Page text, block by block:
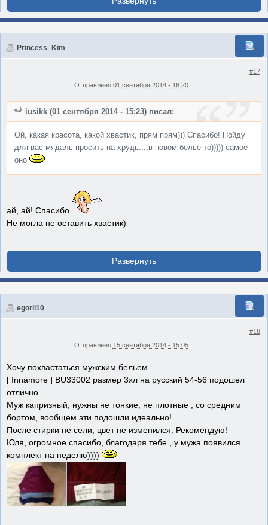
Princess_Kim
#17
Отправлено 01 сентября 2014 - 16:20
iusikk (01 сентября 2014 - 15:23) писал:
Ой, какая красота, какой хвастик, прям прям))) Спасибо! Пойду
для вас мядаль просить на хрудь....в новом белье то))))) самое
оно
ай, ай! Спасибо
Не могла не оставить хвастик)
egorii10
#18
Отправлено 15 сентября 2014 - 15:05
Хочу похвастаться мужским бельем
[ Innamore ] BU33002 размер 3хл на русский 54-56 подошел
отлично
Муж капризный, нужны не тонкие, не плотные , со средним
бортом, вообщем эти подошли идеально!
После стирки не сели, цвет не изменился. Рекомендую!
Юля, огромное спасибо, благодаря тебе , у мужа появился
комплект на неделю))))